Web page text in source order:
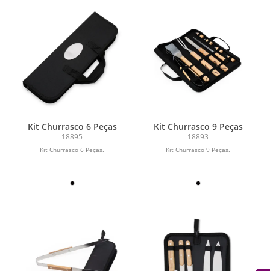
Kit Churrasco 6 Peças
18895
Kit Churrasco 6 Peças.
Kit Churrasco 9 Peças
18893
Kit Churrasco 9 Peças.